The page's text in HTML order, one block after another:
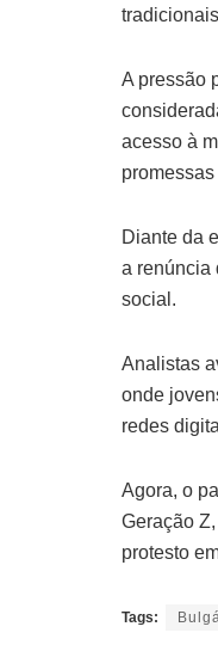
A pressão
acesso à
Diante da
a renúncia
social.
Analistas
onde
redes
Agora, o
Geração
protesto
Tags: